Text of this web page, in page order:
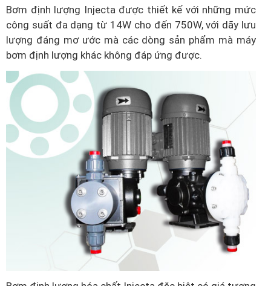
Bơm định lượng Injecta được thiết kế với những mức
công suất đa dạng từ 14W cho đến 750W, với dãy lưu
lượng đáng mơ ước mà các dòng sản phẩm mà máy
bơm định lượng khác không đáp ứng được.